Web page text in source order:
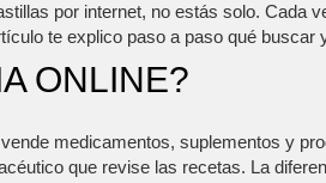
por internet, no estás solo.
te explico paso a paso qué buscar
ONLINE?
medicamentos, suplementos y
que revise las recetas. La